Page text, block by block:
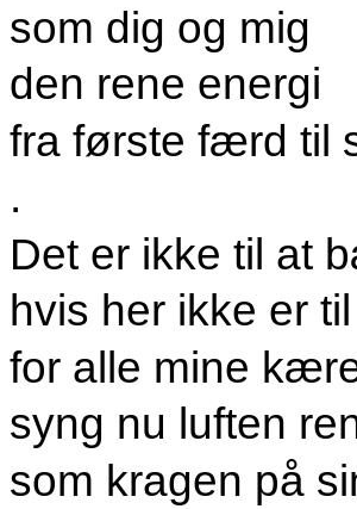
som dig og mig
den rene energi
fra første færd til
.
Det er ikke til at
hvis her ikke er
for alle mine
syng nu luften
som kragen på